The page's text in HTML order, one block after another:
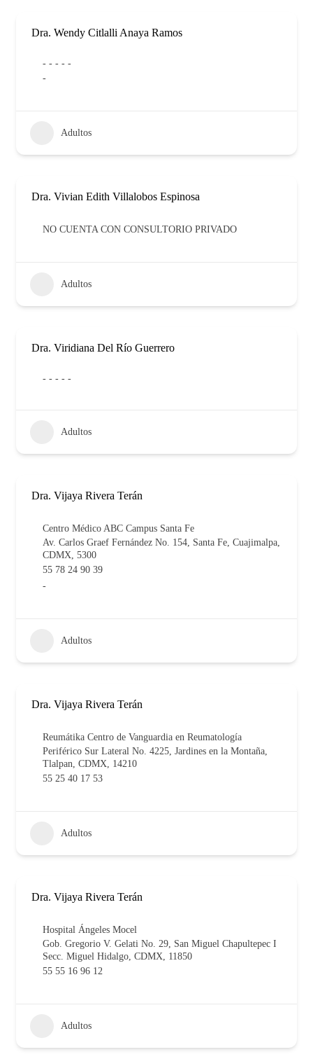
Dra. Wendy Citlalli Anaya Ramos
- - - - -
-
Adultos
Dra. Vivian Edith Villalobos Espinosa
NO CUENTA CON CONSULTORIO PRIVADO
Adultos
Dra. Viridiana Del Río Guerrero
- - - - -
Adultos
Dra. Vijaya Rivera Terán
Centro Médico ABC Campus Santa Fe
Av. Carlos Graef Fernández No. 154, Santa Fe, Cuajimalpa,
CDMX, 5300
55 78 24 90 39
-
Adultos
Dra. Vijaya Rivera Terán
Reumátika Centro de Vanguardia en Reumatología
Periférico Sur Lateral No. 4225, Jardines en la Montaña,
Tlalpan, CDMX, 14210
55 25 40 17 53
Adultos
Dra. Vijaya Rivera Terán
Hospital Ángeles Mocel
Gob. Gregorio V. Gelati No. 29, San Miguel Chapultepec I
Secc. Miguel Hidalgo, CDMX, 11850
55 55 16 96 12
Adultos